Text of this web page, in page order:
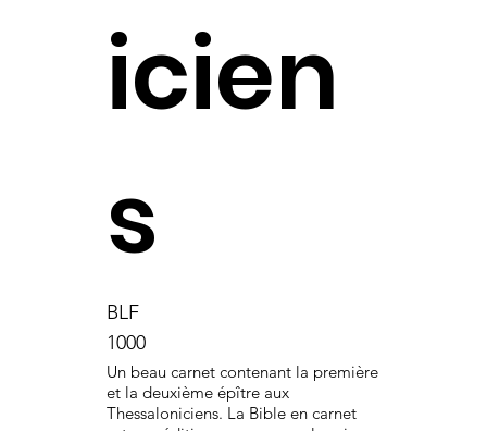
icien
s
BLF
1000
Un beau carnet contenant la première
et la deuxième épître aux
Thessaloniciens. La Bible en carnet